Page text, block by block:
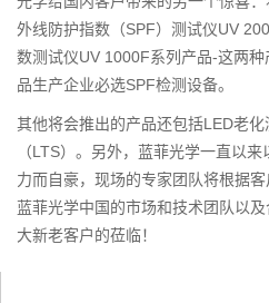
外线防护指数（SPF）测试仪UV
数测试仪UV 1000F系列产品-这两
品生产企业必选SPF检测设备。
其他将会推出的产品还包括LED老
（LTS）。另外，蓝菲光学一直以
力而自豪，现场的专家团队将根据客
蓝菲光学中国的市场和技术团队以
大新老客户的莅临！